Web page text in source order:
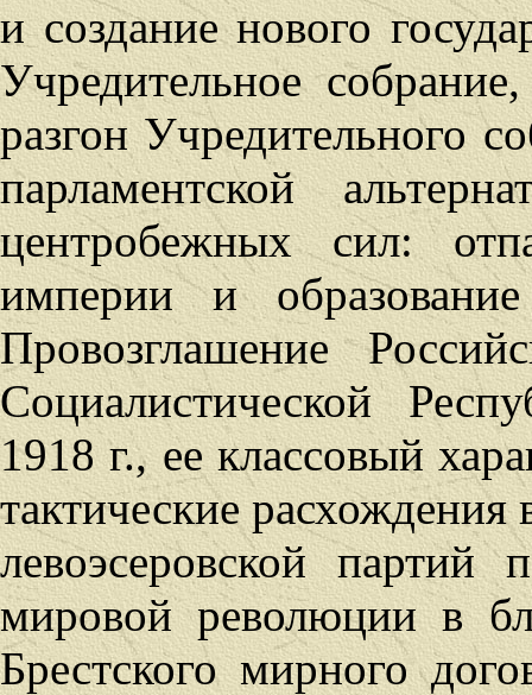
и создание нового
Учредительное
разгон Учредительного
парламентской
центробежных сил:
империи и образование
Провозглашение
Социалистической
1918 г., ее классовый
тактические расхождения
левоэсеровской
мировой революции в
Брестского мирного